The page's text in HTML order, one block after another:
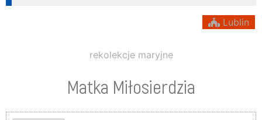
Lublin
rekolekcje maryjne
Matka Miłosierdzia